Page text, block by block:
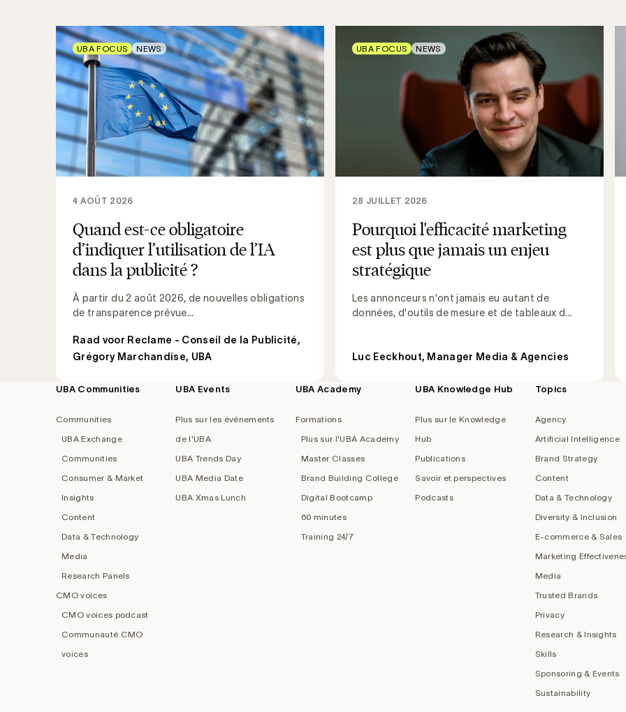
Quand est-ce obligatoire
d’indiquer l’utilisation de l’IA
dans la publicité ?
À partir du 2 août 2026, de nouvelles obligations
de transparence prévue...
4 AOÛT 2026
Raad voor Reclame - Conseil de la Publicité,
Grégory Marchandise, UBA
UBA FOCUS NEWS
Pourquoi l'efficacité marketing
est plus que jamais un enjeu
stratégique
Les annonceurs n'ont jamais eu autant de
données, d'outils de mesure et de tableaux d...
28 JUILLET 2026
Luc Eeckhout, Manager Media & Agencies
UBA FOCUS NEWS
Footer
UBA Communities
Communities
UBA Exchange
Communities
Consumer & Market
Insights
Content
Data & Technology
Media
Research Panels
CMO voices
CMO voices podcast
Communauté CMO
voices
UBA Events
Plus sur les événements
de l'UBA
UBA Trends Day
UBA Media Date
UBA Xmas Lunch
UBA Academy
Formations
Plus sur l'UBA Academy
Master Classes
Brand Building College
Digital Bootcamp
60 minutes
Training 24/7
UBA Knowledge Hub
Plus sur le Knowledge
Hub
Publications
Savoir et perspectives
Podcasts
Topics
Agency
Artificial Intelligence
Brand Strategy
Content
Data & Technology
Diversity & Inclusion
E-commerce & Sales
Marketing
Media
Trusted Brands
Privacy
Research & Insights
Skills
Sponsoring & Events
Sustainability